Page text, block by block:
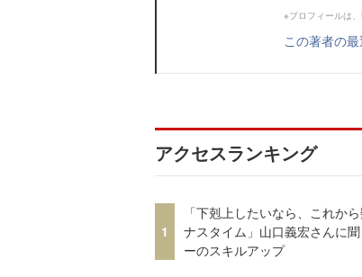
※プロフィールは
この著者の
アクセスランキング
1
「下剋上したいなら、これか
ナスタイム」山口義宏さんに
ーのスキルアップ